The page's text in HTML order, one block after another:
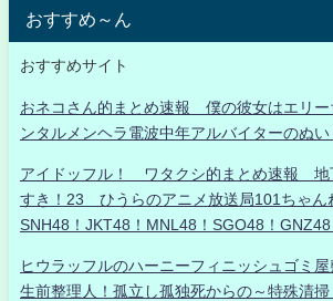
おすすめ～ん
おすすめサイト
おネコさん的まとめ速報 僕の彼女はエリー
ンタルメンヘラ電波中年アルバイターのぬ
アイドッフル！ ワタクシ的まとめ速報 地
すき！23 ひうらのアニメ放送局101ちゃん
SNH48！JKT48！MNL48！SGO48！
ヒウラッフルのハーニーフィニッシュゴミ屋
生前整理人！孤立し孤独死からの～特殊清